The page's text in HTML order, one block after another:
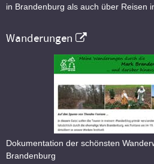
in Brandenburg als auch über Reisen
Wanderungen
Dokumentation der schönsten
Brandenburg